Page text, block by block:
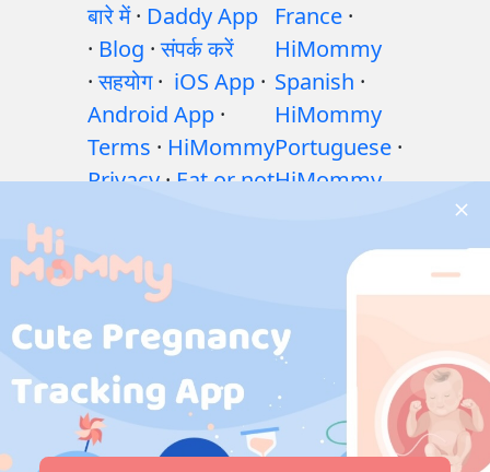
बारे में· Daddy App
· Blog ·संपर्क करें
·सहयोग· iOS App ·
Android App ·
Terms · HiMommy
Privacy·Eat or not
के दौरान व्यायाम
गर्भावस्था के दौरान
स्वास्थ्य संबंधी समस्याएं
·गर्भावस्था के दौरान
दवाएँ·बच्चे के स्वास्थ्य
समस्याएँ
·Articles·
France ·
HiMommy
Spanish ·
HiMommy
Portuguese ·
HiMommy
HiMommy
Indonesia
Japan
HiMommy